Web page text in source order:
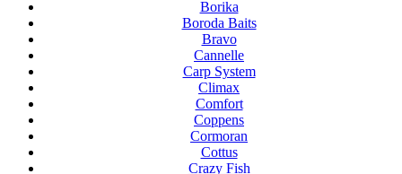
Borika
Boroda Baits
Bravo
Cannelle
Carp System
Climax
Comfort
Coppens
Cormoran
Cottus
Crazy Fish